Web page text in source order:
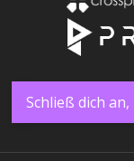
Schließ dich